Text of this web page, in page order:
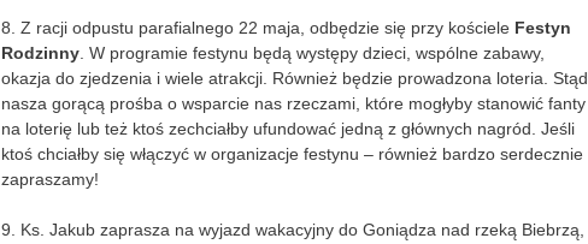
8. Z racji odpustu parafialnego 22 maja, odbędzie się przy kościele Festyn
Rodzinny. W programie festynu będą występy dzieci, wspólne zabawy,
okazja do zjedzenia i wiele atrakcji. Również będzie prowadzona loteria. Stąd
nasza gorącą prośba o wsparcie nas rzeczami, które mogłyby stanowić fanty
na loterię lub też ktoś zechciałby ufundować jedną z głównych nagród. Jeśli
ktoś chciałby się włączyć w organizacje festynu – również bardzo serdecznie
zapraszamy!
9. Ks. Jakub zaprasza na wyjazd wakacyjny do Goniądza nad rzeką Biebrzą,